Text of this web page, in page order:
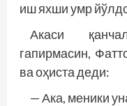
иш яхши умр
Акаси
гапирмасин,
ва оҳиста деди:
— Ака, меники